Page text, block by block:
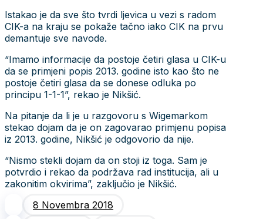
Istakao je da sve što tvrdi ljevica u vezi s radom
CIK-a na kraju se pokaže tačno iako CIK na prvu
demantuje sve navode.
“Imamo informacije da postoje četiri glasa u CIK-u
da se primjeni popis 2013. godine isto kao što ne
postoje četiri glasa da se donese odluka po
principu 1-1-1”, rekao je Nikšić.
Na pitanje da li je u razgovoru s Wigemarkom
stekao dojam da je on zagovarao primjenu popisa
iz 2013. godine, Nikšić je odgovorio da nije.
“Nismo stekli dojam da on stoji iz toga. Sam je
potvrdio i rekao da podržava rad institucija, ali u
zakonitim okvirima”, zaključio je Nikšić.
8 Novembra 2018